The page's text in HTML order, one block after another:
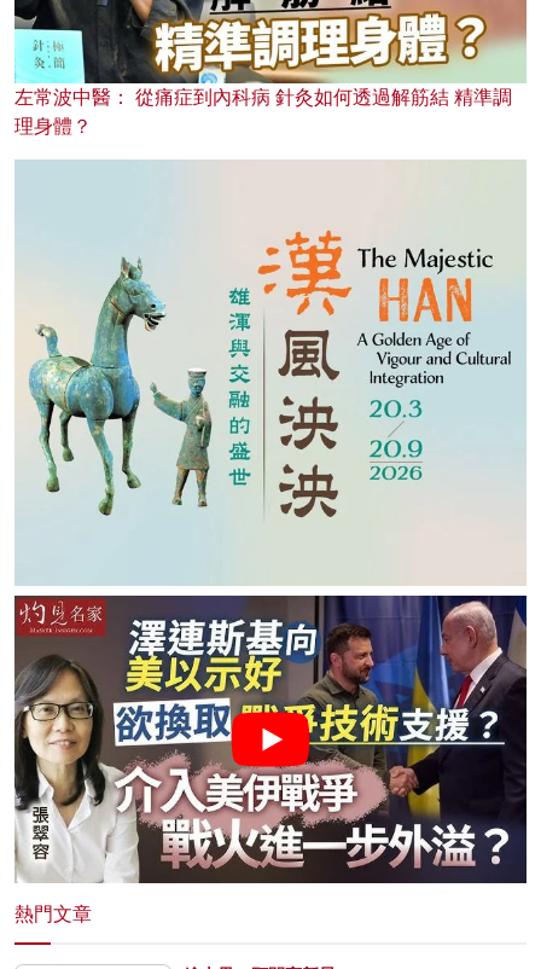
左常波中醫： 從痛症到內科病 針灸如何透過解筋結 精準調
理身體？
熱門文章